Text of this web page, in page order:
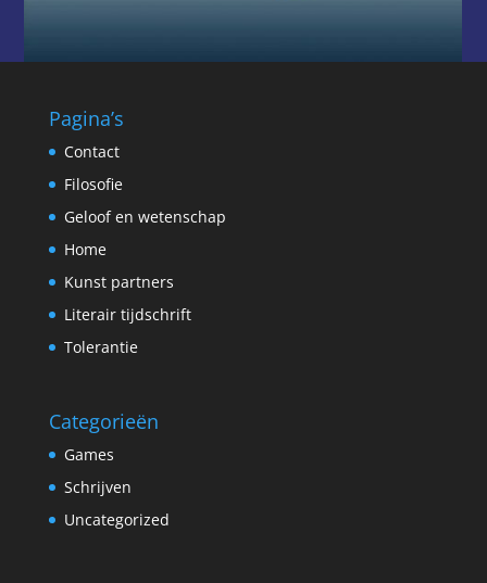
Pagina’s
Contact
Filosofie
Geloof en wetenschap
Home
Kunst partners
Literair tijdschrift
Tolerantie
Categorieën
Games
Schrijven
Uncategorized